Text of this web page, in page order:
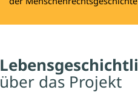
über das Projekt